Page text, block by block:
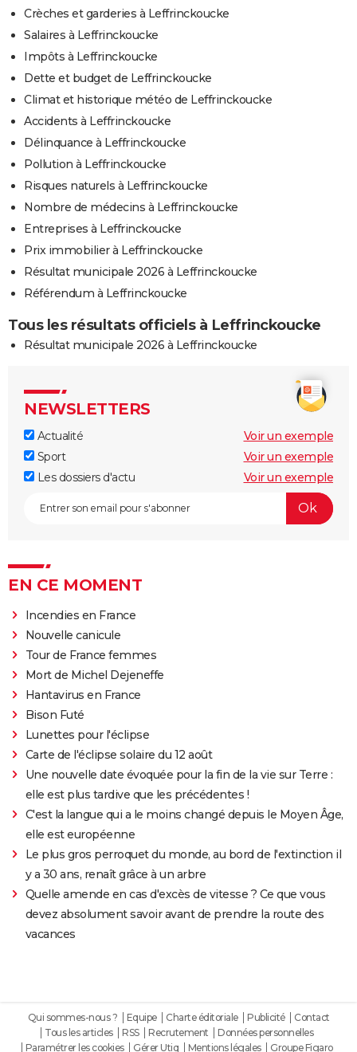
Crèches et garderies à Leffrinckoucke
Salaires à Leffrinckoucke
Impôts à Leffrinckoucke
Dette et budget de Leffrinckoucke
Climat et historique météo de Leffrinckoucke
Accidents à Leffrinckoucke
Délinquance à Leffrinckoucke
Pollution à Leffrinckoucke
Risques naturels à Leffrinckoucke
Nombre de médecins à Leffrinckoucke
Entreprises à Leffrinckoucke
Prix immobilier à Leffrinckoucke
Résultat municipale 2026 à Leffrinckoucke
Référendum à Leffrinckoucke
Tous les résultats officiels à Leffrinckoucke
Résultat municipale 2026 à Leffrinckoucke
NEWSLETTERS
Actualité
Voir un exemple
Sport
Voir un exemple
Les dossiers d'actu
Voir un exemple
EN CE MOMENT
Incendies en France
Nouvelle canicule
Tour de France femmes
Mort de Michel Dejeneffe
Hantavirus en France
Bison Futé
Lunettes pour l'éclipse
Carte de l'éclipse solaire du 12 août
Une nouvelle date évoquée pour la fin de la vie sur Terre :
elle est plus tardive que les précédentes !
C'est la langue qui a le moins changé depuis le Moyen Âge,
elle est européenne
Le plus gros perroquet du monde, au bord de l'extinction il
y a 30 ans, renaît grâce à un arbre
Quelle amende en cas d'excès de vitesse ? Ce que vous
devez absolument savoir avant de prendre la route des
vacances
Qui sommes-nous ? Equipe Charte éditoriale Publicité
Contact
Tous les articles
RSS Recrutement
Données personnelles
Paramétrer les cookies
Gérer Utiq Mentions légales Groupe Figaro